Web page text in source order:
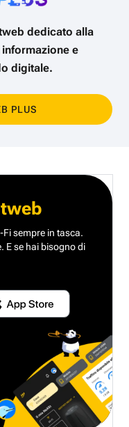
dedicato alla
e
digitale.
PLUS
sempre in tasca.
E se hai bisogno di